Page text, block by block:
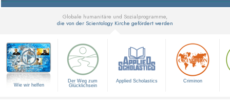
Globale humanitäre und Sozialprogramme,
die von der Scientology Kirche gefördert werden
Wie wir helfen
Der Weg zum
Glücklichsein
Applied Scholastics Criminon